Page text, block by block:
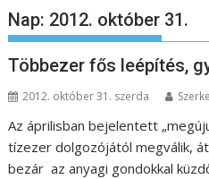
Nap: 2012. október 31.
Többezer fős leépítés,
2012. október 31. szerda
Az áprilisban bejelentett
tízezer dolgozójától megválik,
bezár az anyagi gondokkal